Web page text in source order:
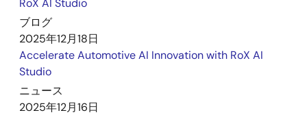
ブログ
2025年12月18日
Accelerate Automotive AI Innovation with RoX AI
Studio
ニュース
2025年12月16日